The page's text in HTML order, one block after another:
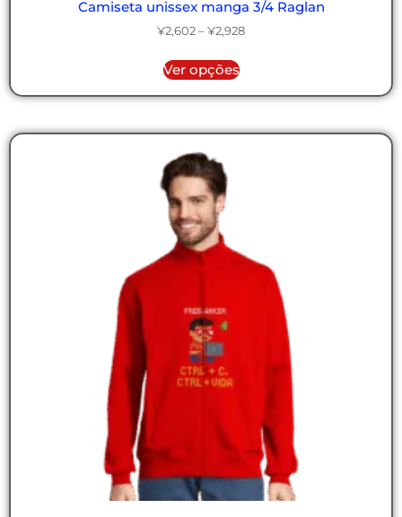
Camiseta unissex manga 3/4 Raglan
¥2,602 – ¥2,928
Ver opções